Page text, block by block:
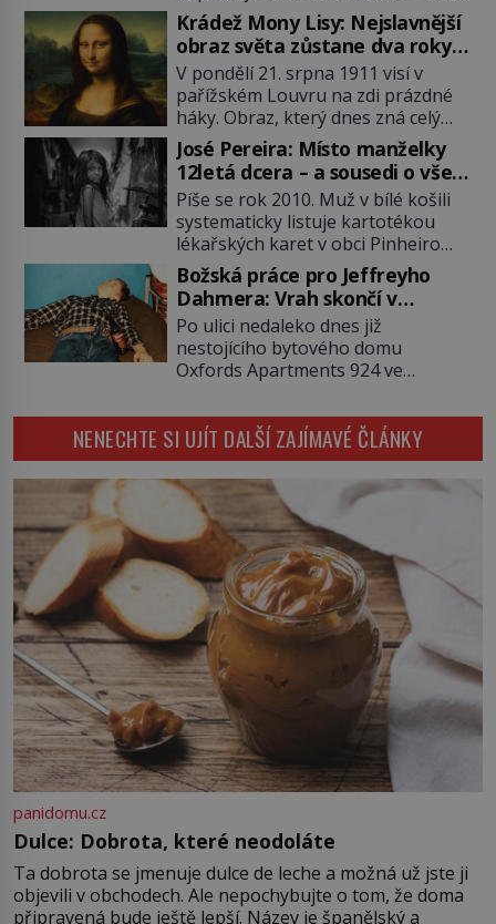
po Usámovi bin Ládinovi (1957–
2011). To je James „Whitey“ Bulger
(1929–2018) viněný ze spoluúčasti
na 19 vraždách, vydírání a lichvy. A
samozřejmě, krom toho je ještě
drogový dealer, který neváhá
odstranit z cesty všechny práskače,
zatímco […]
Krádež Mony Lisy: Nejslavnější
obraz světa zůstane dva roky
nezvěstný
V pondělí 21. srpna 1911 visí v
pařížském Louvru na zdi prázdné
háky. Obraz, který dnes zná celý
svět, je pryč. Zpočátku si nikdo
nemyslí, že jde o krádež.
Zaměstnanci jsou přesvědčeni, že
Mona Lisa je jen v restaurátorské
dílně nebo u fotografa. Když se
ukáže pravda, propukne jeden z
největších honů na zloděje v […]
José Pereira: Místo manželky
12letá dcera – a sousedi o všem
vědí!
Píše se rok 2010. Muž v bílé košili
systematicky listuje kartotékou
lékařských karet v obci Pinheiro
ležící asi 20 kilometrů od farmy s
podivínským majitelem. Něco tu
nesedí. Ledaže… Ledaže by ta
mladá dívka z farmy byla ne
manželkou, ale dcerou – a všechny
ty děti byly zplozené v incestu. Na
Božská práce pro Jeffreyho
Dahmera: Vrah skončí v
tratolišti krve ve vězeňských
umývárnách
Po ulici nedaleko dnes již
nestojícího bytového domu
Oxfords Apartments 924 ve
potácí zcela zmatený 14letý
Konerak Sinthasomphone. Když ho
zastaví policejní hlídka, ochable jí
nadiktuje adresu „jeho kamaráda“.
Strážníci ho dopraví zpět do
udaného bytu. Oním „kamarádem“
je ovšem jeden z nejslavnějších
vrahů, Jeffrey Dahmer (1960–1994).
Je 27. května 1991. […]
NENECHTE SI UJÍT DALŠÍ ZAJÍMAVÉ ČLÁNKY
panidomu.cz
Dulce: Dobrota, které neodoláte
Ta dobrota se jmenuje dulce de leche a možná už jste ji
objevili v obchodech. Ale nepochybujte o tom, že doma
připravená bude ještě lepší. Název je španělský a